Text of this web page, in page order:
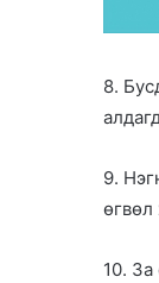
8.
9.
өгвөл
10.